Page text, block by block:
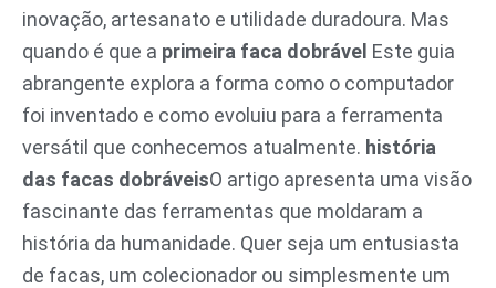
inovação, artesanato e utilidade duradoura. Mas
quando é que a primeira faca dobrável Este guia
abrangente explora a forma como o computador
foi inventado e como evoluiu para a ferramenta
versátil que conhecemos atualmente. história
das facas dobráveisO artigo apresenta uma visão
fascinante das ferramentas que moldaram a
história da humanidade. Quer seja um entusiasta
de facas, um colecionador ou simplesmente um